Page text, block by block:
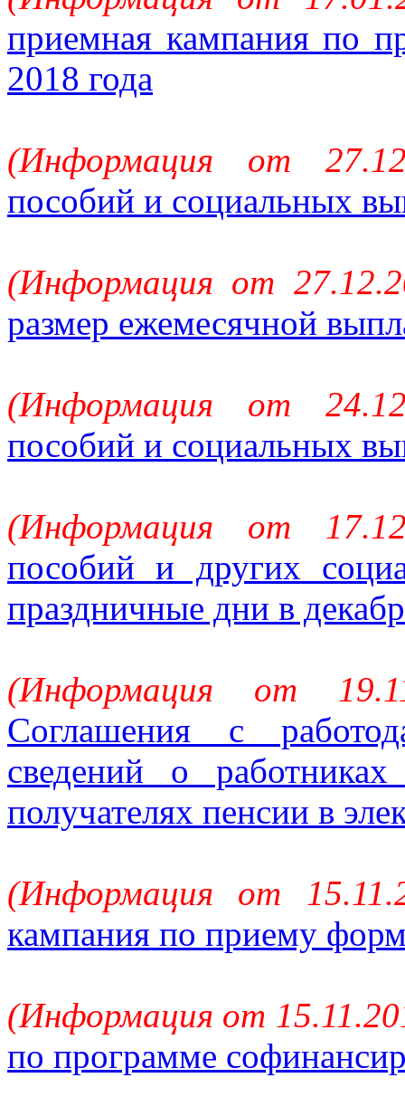
приемная кампания по
2018 года
(Информация от
пособий и социальных
(Информация от
размер ежемесячной
(Информация от
пособий и социальных
(Информация от
пособий и других
праздничные дни в
(Информация от
Соглашения с
сведений о
получателях пенсии в
(Информация от
кампания по приему
(Информация от
по программе